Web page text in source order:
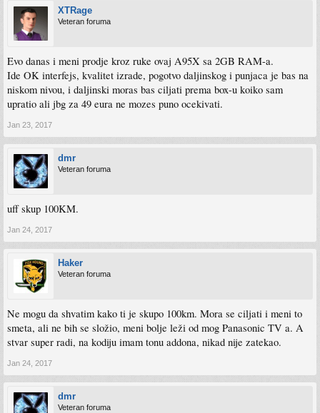
XTRage
Veteran foruma
Evo danas i meni prodje kroz ruke ovaj A95X sa 2GB RAM-a.
Ide OK interfejs, kvalitet izrade, pogotvo daljinskog i punjaca je bas na
niskom nivou, i daljinski moras bas ciljati prema box-u koiko sam
upratio ali jbg za 49 eura ne mozes puno ocekivati.
Jan 23, 2017
dmr
Veteran foruma
uff skup 100KM.
Jan 24, 2017
Haker
Veteran foruma
Ne mogu da shvatim kako ti je skupo 100km. Mora se ciljati i meni to
smeta, ali ne bih se složio, meni bolje leži od mog Panasonic TV a. A
stvar super radi, na kodiju imam tonu addona, nikad nije zatekao.
Jan 24, 2017
dmr
Veteran foruma